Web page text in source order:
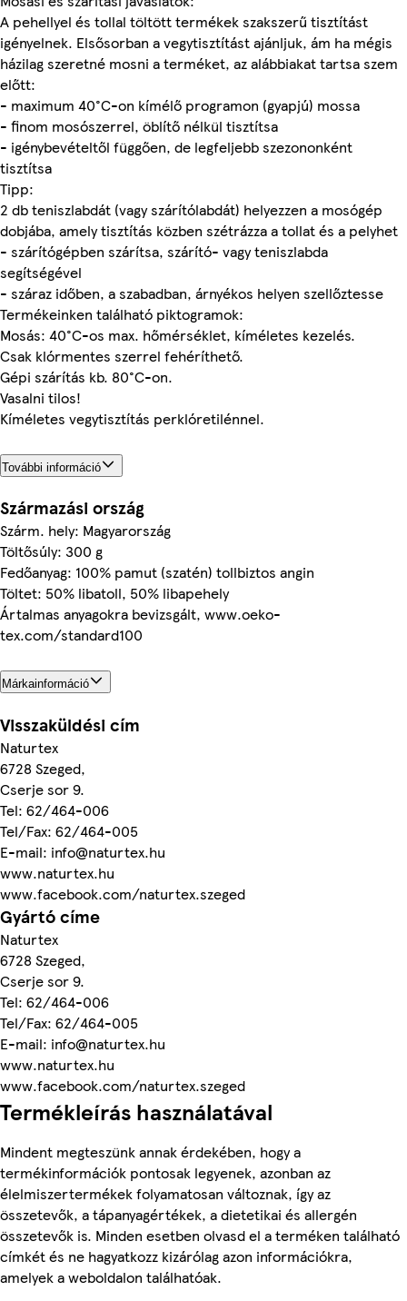
A pehellyel és tollal töltött termékek szakszerű tisztítást
igényelnek. Elsősorban a vegytisztítást ajánljuk, ám ha mégis
házilag szeretné mosni a terméket, az alábbiakat tartsa szem
előtt:
- maximum 40°C-on kímélő programon (gyapjú) mossa
- finom mosószerrel, öblítő nélkül tisztítsa
- igénybevételtől függően, de legfeljebb szezononként
tisztítsa
Tipp:
2 db teniszlabdát (vagy szárítólabdát) helyezzen a mosógép
dobjába, amely tisztítás közben szétrázza a tollat és a pelyhet
- szárítógépben szárítsa, szárító- vagy teniszlabda
segítségével
- száraz időben, a szabadban, árnyékos helyen szellőztesse
Termékeinken található piktogramok:
Mosás: 40°C-os max. hőmérséklet, kíméletes kezelés.
Csak klórmentes szerrel fehéríthető.
Gépi szárítás kb. 80°C-on.
Vasalni tilos!
Kíméletes vegytisztítás perklóretilénnel.
További információ
Származási ország
Szárm. hely: Magyarország
Töltősúly: 300 g
Fedőanyag: 100% pamut (szatén) tollbiztos angin
Töltet: 50% libatoll, 50% libapehely
Ártalmas anyagokra bevizsgált, www.oeko-
tex.com/standard100
Márkainformáció
Visszaküldési cím
Naturtex
6728 Szeged,
Cserje sor 9.
Tel: 62/464-006
Tel/Fax: 62/464-005
E-mail: info@naturtex.hu
www.naturtex.hu
www.facebook.com/naturtex.szeged
Gyártó címe
Naturtex
6728 Szeged,
Cserje sor 9.
Tel: 62/464-006
Tel/Fax: 62/464-005
E-mail: info@naturtex.hu
www.naturtex.hu
www.facebook.com/naturtex.szeged
Termékleírás használatával
Mindent megteszünk annak érdekében, hogy a
termékinformációk pontosak legyenek, azonban az
élelmiszertermékek folyamatosan változnak, így az
összetevők, a tápanyagértékek, a dietetikai és allergén
összetevők is. Minden esetben olvasd el a terméken található
címkét és ne hagyatkozz kizárólag azon információkra,
amelyek a weboldalon találhatóak.